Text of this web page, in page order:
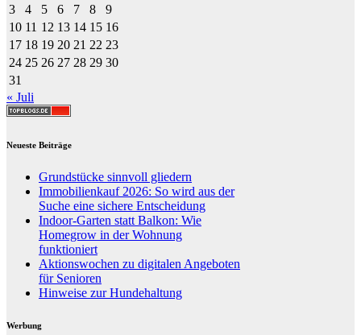
3
4 5 6 7 8
9
10 11 12 13 14 15 16
17 18 19 20 21 22 23
24 25 26 27 28 29 30
31
« Juli
Neueste Beiträge
Grundstücke sinnvoll gliedern
Immobilienkauf 2026: So wird aus der
Suche eine sichere Entscheidung
Indoor-Garten statt Balkon: Wie
Homegrow in der Wohnung
funktioniert
Aktionswochen zu digitalen Angeboten
für Senioren
Hinweise zur Hundehaltung
Werbung